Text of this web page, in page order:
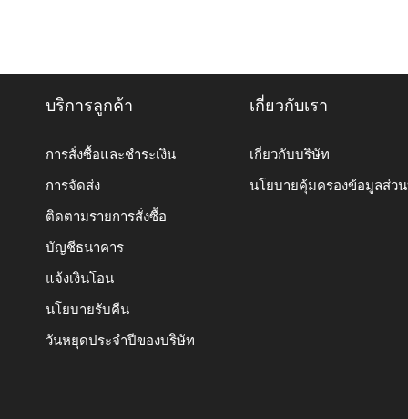
บริการลูกค้า
การสั่งซื้อและชำระเงิน
การจัดส่ง
ติดตามรายการสั่งซื้อ
บัญชีธนาคาร
แจ้งเงินโอน
นโยบายรับคืน
วันหยุดประจำปีของบริษัท
เกี่ยวกับเรา
เกี่ยวกับบริษัท
นโยบายคุ้มครองข้อมูลส่ว